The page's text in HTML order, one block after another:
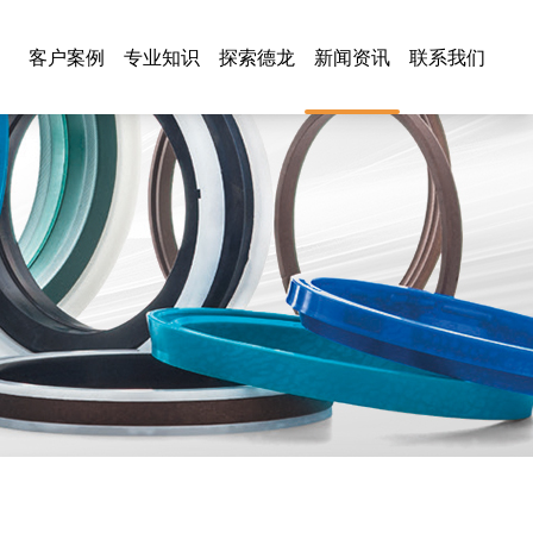
客户案例 专业知识 探索德龙 新闻资讯 联系我们